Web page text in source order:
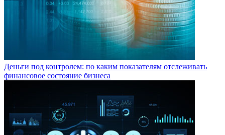
Деньги под контролем: по каким показателям отслеживать
финансовое состояние бизнеса